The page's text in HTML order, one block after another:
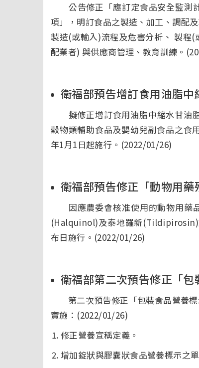
公告修正「應訂定食品安全監測
項」，明訂食品之製造、加工、調配
製造(或輸入)流程及危害分析、 製程
配業者) 與供應商管理、教育訓練。
衛福部預告增訂食用油脂
擬修正增訂食用油脂中縮水甘油
穀物類輔助食品及嬰幼兒副食品之食
年1月1日起施行。(2022/01/26)
衛福部預告修正「動物用藥
因應農委會核准使用的動物用藥
(Halquinol)及泰地羅新(Tildipirosin)
布日施行。(2022/01/26)
衛福部第二次預告修正「包
第二次預告修正「包裝食品營養標
實施：(2022/01/26)
修正營養宣稱定義。
增加錠狀與膠囊狀食品營養標示之